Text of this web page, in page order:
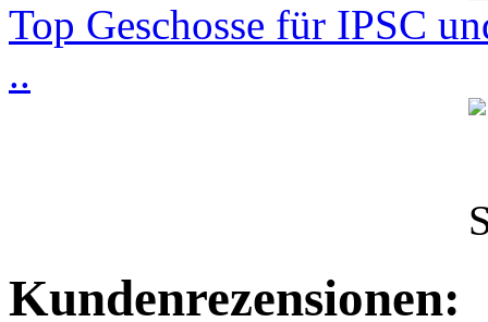
Top Geschosse für IPSC
..
Kundenrezensionen: